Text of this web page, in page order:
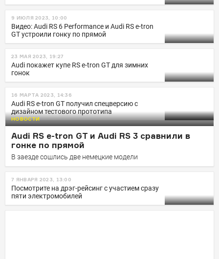
9 ИЮЛЯ 2023, 10:00
Видео: Audi RS 6 Performance и Audi RS e-tron
GT устроили гонку по прямой
23 МАЯ 2023, 19:27
Audi покажет купе RS e-tron GT для зимних
гонок
16 МАРТА 2023, 14:36
Audi RS e-tron GT получил спецверсию с
дизайном тестового прототипа
НОВОСТИ
Audi RS e-tron GT и Audi RS 3 сравнили в
гонке по прямой
В заезде сошлись две немецкие модели
7 ЯНВАРЯ 2023, 13:00
Посмотрите на дрэг-рейсинг с участием сразу
пяти электромобилей